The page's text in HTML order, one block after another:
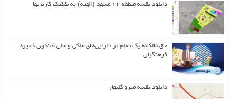
دانلود نقشه منطقه ۱۲ مشهد (الهیه) به تفکیک کاربریها
حق مالکانه یک معلم از دارایی‌های ملکی و مالی صندوق ذخیره
فرهنگیان
دانلود نقشه مترو گلبهار